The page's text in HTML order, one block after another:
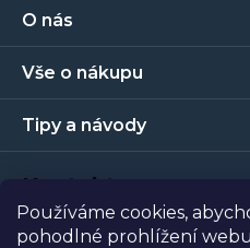
Používáme cookies,
pohodlné prohlížení
a
í
O nás
Vše o nákupu
Tipy a návody
Kontakt